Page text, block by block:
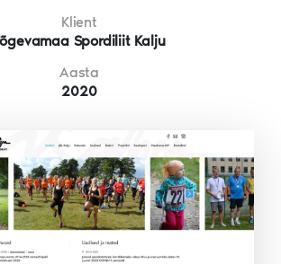
Klient
Spordiliit Kalju
Aasta
2020